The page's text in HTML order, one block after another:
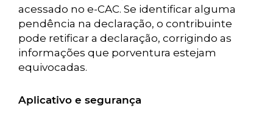
acessado no e-CAC. Se identificar alguma
pendência na declaração, o contribuinte
pode retificar a declaração, corrigindo as
informações que porventura estejam
equivocadas.
Aplicativo e segurança